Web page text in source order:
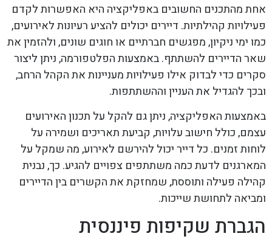
אחת מהתכנים החשובים באפליקציה היא האפשרות לקדם
פעילויות קהילתיות. דיירים יכולים להציע רעיונות לאירועים,
כמו ימי ניקיון, מפגשים חברתיים או חוגים שונים, ולהזמין את
שאר הדיירים להשתתף. באמצעות הפלטפורמה, ניתן ליצור
סקרים כדי לבדוק אילו פעילויות מעניינות את הקהל הרחב,
ובכך להגדיל את העניין וההשתתפות.
באמצעות האפליקציה, ניתן גם להקל על תכנון האירועים
עצמם, כולל חישוב עלויות, קביעת תאריכים ושמירה על
לוחות זמנים. כל דייר יכול להירשם לאירוע, מה שמקל על
המארגנים לדעת כמה משתתפים צפויים להגיע. כך, נבנית
קהילה פעילה ותוססת, שמחזקת את הקשרים בין הדיירים
ומביאה לתחושת שייכות.
הגברת שקיפות פיננסית